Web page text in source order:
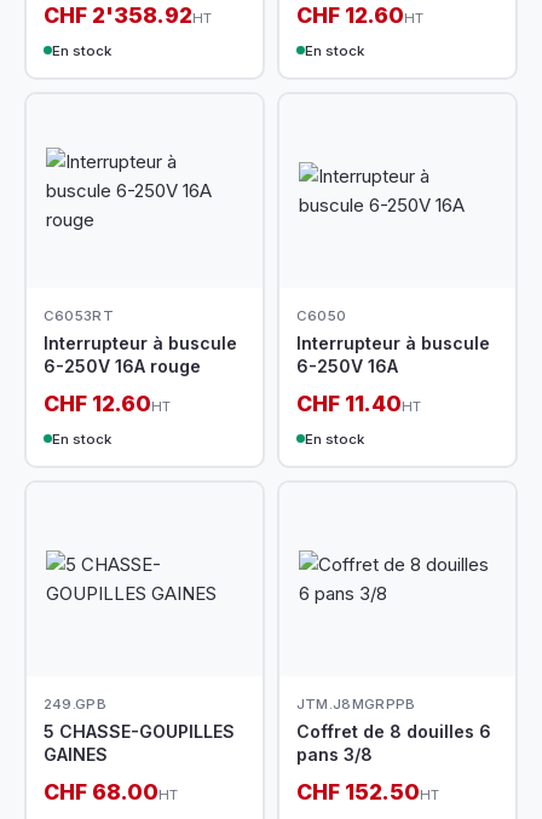
CHF 2'358.92HT
En stock
CHF 12.60HT
En stock
C6053RT
Interrupteur à buscule
6-250V 16A rouge
CHF 12.60HT
En stock
C6050
Interrupteur à buscule
6-250V 16A
CHF 11.40HT
En stock
249.GPB
5 CHASSE-GOUPILLES
GAINES
CHF 68.00HT
JTM.J8MGRPPB
Coffret de 8 douilles 6
pans 3/8
CHF 152.50HT